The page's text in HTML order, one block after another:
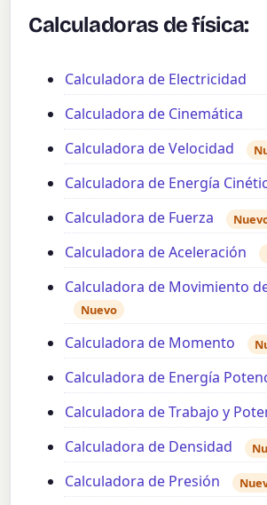
Calculadoras de física:
Calculadora de Electricidad
Calculadora de Cinemática
Calculadora de Velocidad
Calculadora de Energía
Calculadora de Fuerza
Calculadora de Aceleración
Calculadora de Movimiento
Nuevo
Calculadora de Momento
Calculadora de Energía
Calculadora de Trabajo y
Calculadora de Densidad
Calculadora de Presión